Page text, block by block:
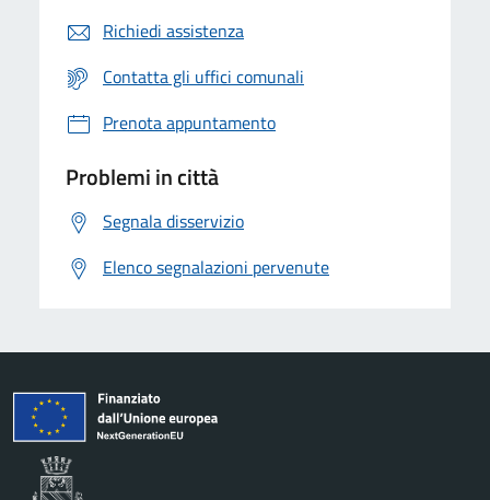
Richiedi assistenza
Contatta gli uffici comunali
Prenota appuntamento
Problemi in città
Segnala disservizio
Elenco segnalazioni pervenute